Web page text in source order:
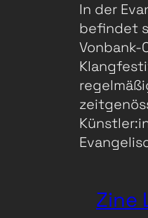
In der
befindet
Vonbank-
Zine